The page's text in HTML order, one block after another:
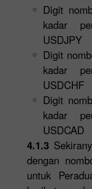
Digit
kadar
USDJPY
Digit
kadar
USDCHF
Digit
kadar
USDCAD
4.1.3
dengan
untuk